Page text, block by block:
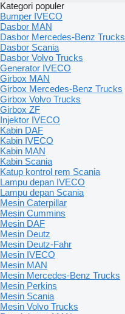
Kategori populer
Bumper IVECO
Dasbor MAN
Dasbor Mercedes-Benz Trucks
Dasbor Scania
Dasbor Volvo Trucks
Generator IVECO
Girbox MAN
Girbox Mercedes-Benz Trucks
Girbox Volvo Trucks
Girbox ZF
Injektor IVECO
Kabin DAF
Kabin IVECO
Kabin MAN
Kabin Scania
Katup kontrol rem Scania
Lampu depan IVECO
Lampu depan Scania
Mesin Caterpillar
Mesin Cummins
Mesin DAF
Mesin Deutz
Mesin Deutz-Fahr
Mesin IVECO
Mesin MAN
Mesin Mercedes-Benz Trucks
Mesin Perkins
Mesin Scania
Mesin Volvo Trucks